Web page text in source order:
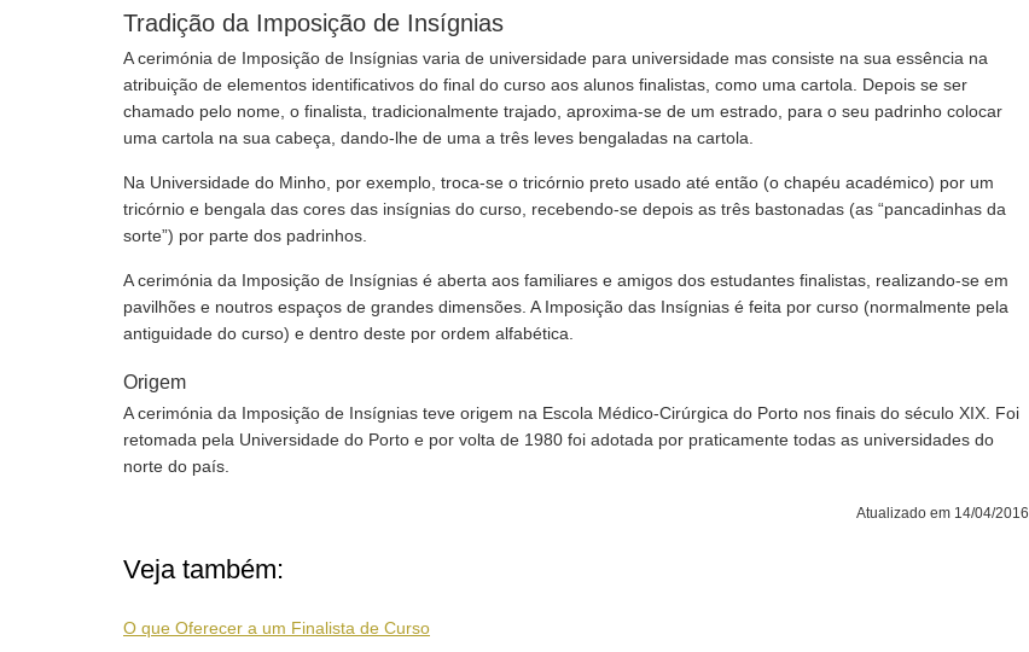
Tradição da Imposição de Insígnias
A cerimónia de Imposição de Insígnias varia de universidade para universidade mas consiste na sua essência na
atribuição de elementos identificativos do final do curso aos alunos finalistas, como uma cartola. Depois se ser
chamado pelo nome, o finalista, tradicionalmente trajado, aproxima-se de um estrado, para o seu padrinho colocar
uma cartola na sua cabeça, dando-lhe de uma a três leves bengaladas na cartola.
Na Universidade do Minho, por exemplo, troca-se o tricórnio preto usado até então (o chapéu académico) por um
tricórnio e bengala das cores das insígnias do curso, recebendo-se depois as três bastonadas (as “pancadinhas da
sorte”) por parte dos padrinhos.
A cerimónia da Imposição de Insígnias é aberta aos familiares e amigos dos estudantes finalistas, realizando-se em
pavilhões e noutros espaços de grandes dimensões. A Imposição das Insígnias é feita por curso (normalmente pela
antiguidade do curso) e dentro deste por ordem alfabética.
Origem
A cerimónia da Imposição de Insígnias teve origem na Escola Médico-Cirúrgica do Porto nos finais do século XIX. Foi
retomada pela Universidade do Porto e por volta de 1980 foi adotada por praticamente todas as universidades do
norte do país.
Atualizado em 14/04/2016
Veja também:
O que Oferecer a um Finalista de Curso